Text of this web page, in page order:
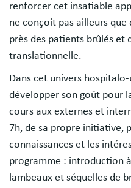
renforcer cet insatiable
ne conçoit pas ailleurs que
près des patients brûlés et
translationnelle.
Dans cet univers
développer son goût pour
cours aux externes et
7h, de sa propre initiative,
connaissances et les
programme : introduction
lambeaux et séquelles de